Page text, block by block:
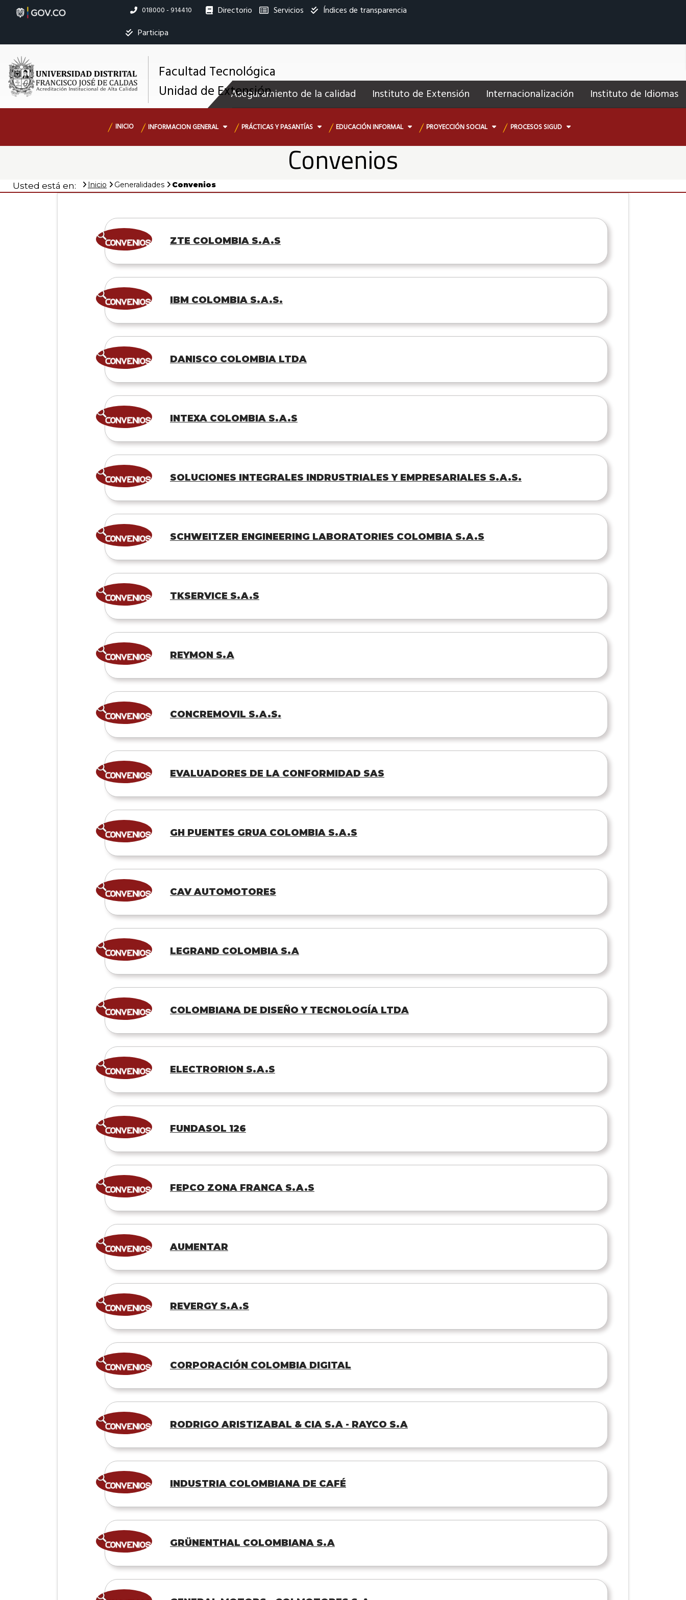
Linea
018000 - 914410 Directorio Servicios
Índices de transparencia
Participa
Facultad Tecnológica
Unidad de Extensión
Menú
secundario
Aseguramiento de la calidad Instituto de Extensión Internacionalización Instituto de Idiomas
Navegación
principal
INICIO INFORMACION GENERAL PRÁCTICAS Y PASANTÍAS EDUCACIÓN INFORMAL PROYECCIÓN SOCIAL PROCESOS SIGUD
Convenios
Usted está en: Inicio Generalidades Convenios
ZTE COLOMBIA S.A.S
IBM COLOMBIA S.A.S.
DANISCO COLOMBIA LTDA
INTEXA COLOMBIA S.A.S
SOLUCIONES INTEGRALES INDRUSTRIALES Y EMPRESARIALES S.A.S.
SCHWEITZER ENGINEERING LABORATORIES COLOMBIA S.A.S
TKSERVICE S.A.S
REYMON S.A
CONCREMOVIL S.A.S.
EVALUADORES DE LA CONFORMIDAD SAS
GH PUENTES GRUA COLOMBIA S.A.S
CAV AUTOMOTORES
LEGRAND COLOMBIA S.A
COLOMBIANA DE DISEÑO Y TECNOLOGÍA LTDA
ELECTRORION S.A.S
FUNDASOL 126
FEPCO ZONA FRANCA S.A.S
AUMENTAR
REVERGY S.A.S
CORPORACIÓN COLOMBIA DIGITAL
RODRIGO ARISTIZABAL & CIA S.A - RAYCO S.A
INDUSTRIA COLOMBIANA DE CAFÉ
GRÜNENTHAL COLOMBIANA S.A